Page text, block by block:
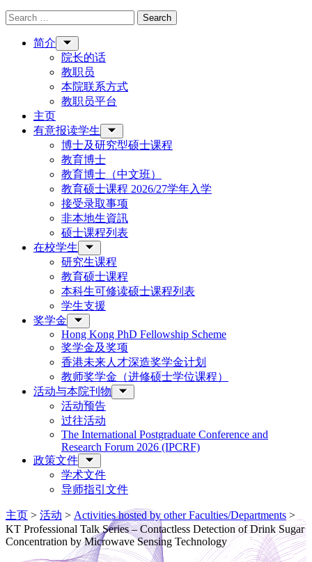
Search for: Search
简介
院长的话
教职员
本院联系方式
教职员平台
主页
有意报读学生
博士及研究型硕士课程
教育博士
教育博士（中文班）
教育硕士课程 2026/27学年入学
接受录取事项
非本地生資訊
硕士课程列表
在校学生
研究生课程
教育硕士课程
本科生可修读硕士课程列表
学生支援
奖学金
Hong Kong PhD Fellowship Scheme
奖学金及奖项
香港未来人才深造奖学金计划
教师奖学金（进修硕士学位课程）
活动与本院刊物
活动预告
过往活动
The International Postgraduate Conference and
Research Forum 2026 (IPCRF)
政策文件
学术文件
导师指引文件
主页 > 活动 > Activities hosted by other Faculties/Departments >
KT Professional Talk Series – Contactless Detection of Drink Sugar
Concentration by Microwave Sensing Technology